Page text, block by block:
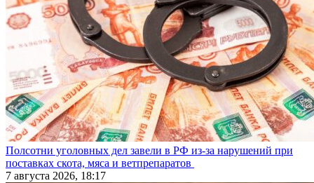
Полсотни уголовных дел завели в РФ из-за нарушений при
поставках скота, мяса и ветпрепаратов
7 августа 2026, 18:17